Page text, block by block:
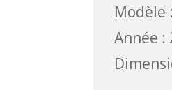
Modèle
Année :